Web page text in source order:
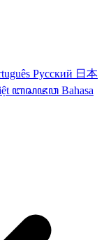
Русский 日本
ꦧꦱꦗꦮ Bahasa